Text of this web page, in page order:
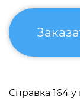
Справка 164